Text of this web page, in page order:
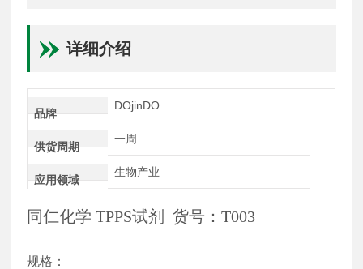
详细介绍
品牌
DOjinDO
供货周期
一周
应用领域
生物产业
同仁化学 TPPS试剂 货号：T003
规格：